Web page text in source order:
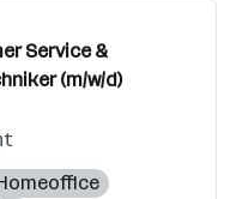
Service &
(m/w/d)